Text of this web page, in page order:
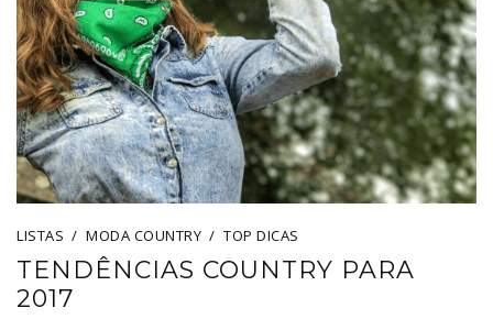
LISTAS MODA COUNTRY TOP DICAS
TENDÊNCIAS COUNTRY PARA
2017